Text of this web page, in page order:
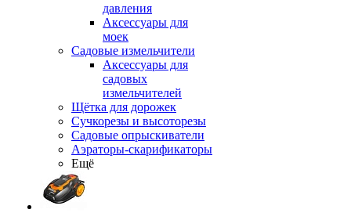
давления
Аксессуары для
моек
Садовые измельчители
Аксессуары для
садовых
измельчителей
Щётка для дорожек
Сучкорезы и высоторезы
Садовые опрыскиватели
Аэраторы-скарификаторы
Ещё